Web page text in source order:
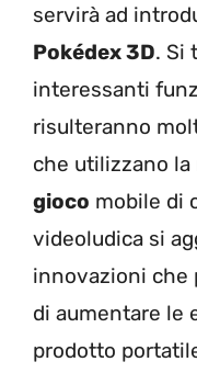
servirà ad
Pokédex 3D. Si
interessanti
risulteranno
che utilizzano la
gioco mobile di
videoludica si
innovazioni che
di aumentare le
prodotto